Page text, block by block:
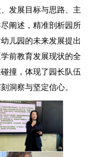
发展目标与思路、主
阐述，精准剖析园所
儿园的未来发展提出
前教育发展现状的全
撞，体现了园长队伍
洞察与坚定信心。